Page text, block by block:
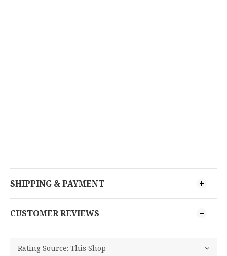
SHIPPING & PAYMENT
CUSTOMER REVIEWS